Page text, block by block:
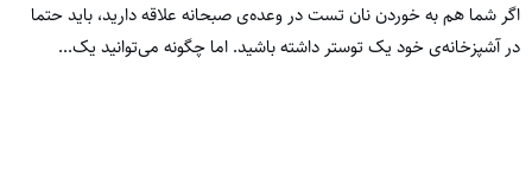
اگر شما هم به خوردن نان تست در وعده‌ی صبحانه علاقه‌ دارید، باید حتما
در آشپزخانه‌ی خود یک توستر داشته باشید. اما چگونه می‌توانید یک...